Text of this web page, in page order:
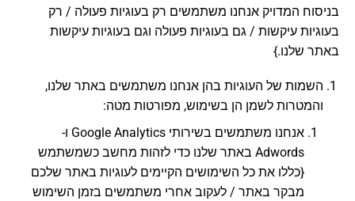
בניסוח המדויק אנחנו משתמשים רק בעוגיות פעולה / רק
בעוגיות עיקשות / גם בעוגיות פעולה וגם בעוגיות עיקשות
באתר שלנו.}
השמות של העוגיות בהן אנחנו משתמשים באתר שלנו,
והמטרות לשמן הן בשימוש, מפורטות מטה:
אנחנו משתמשים בשירותי Google Analytics ו-
Adwords באתר שלנו כדי לזהות מחשב כשמשתמש
{כללו את כל השימושים הקיימים לעוגיות באתר שלכם
מבקר באתר / לעקוב אחרי משתמשים בזמן השימוש